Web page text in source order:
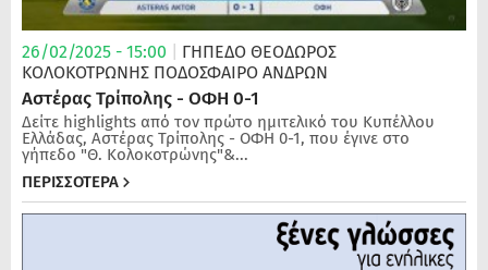
26/02/2025 - 15:00
ΓΗΠΕΔΟ ΘΕΟΔΩΡΟΣ
ΚΟΛΟΚΟΤΡΩΝΗΣ ΠΟΔΌΣΦΑΙΡΟ ΑΝΔΡΏΝ
Αστέρας Τρίπολης - ΟΦΗ 0-1
Δείτε highlights από τον πρώτο ημιτελικό του Κυπέλλου
Ελλάδας, Αστέρας Τρίπολης - ΟΦΗ 0-1, που έγινε στο
γήπεδο "Θ. Κολοκοτρώνης"&...
ΠΕΡΙΣΣΟΤΕΡΑ